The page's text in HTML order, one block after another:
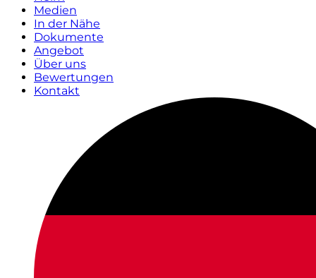
Medien
In der Nähe
Dokumente
Angebot
Über uns
Bewertungen
Kontakt